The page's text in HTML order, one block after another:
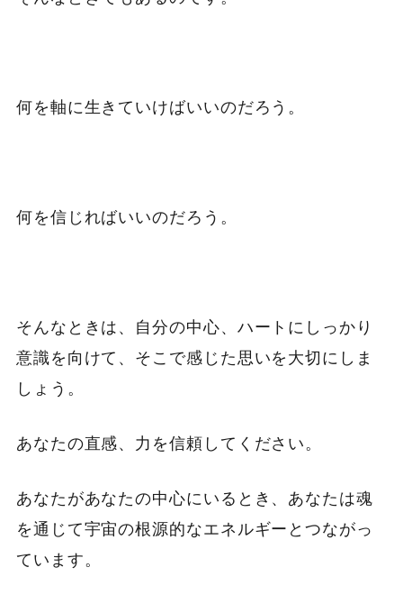
何を軸に生きていけばいいのだろう。
何を信じればいいのだろう。
そんなときは、 自分の中心、ハートにしっかり
意識を向けて、そこで感じた思いを大切にしま
しょう。
あなたの直感、力を信頼してください。
あなたがあなたの中心にいるとき、あなたは魂
を通じて宇宙の根源的なエネルギーとつながっ
ています。